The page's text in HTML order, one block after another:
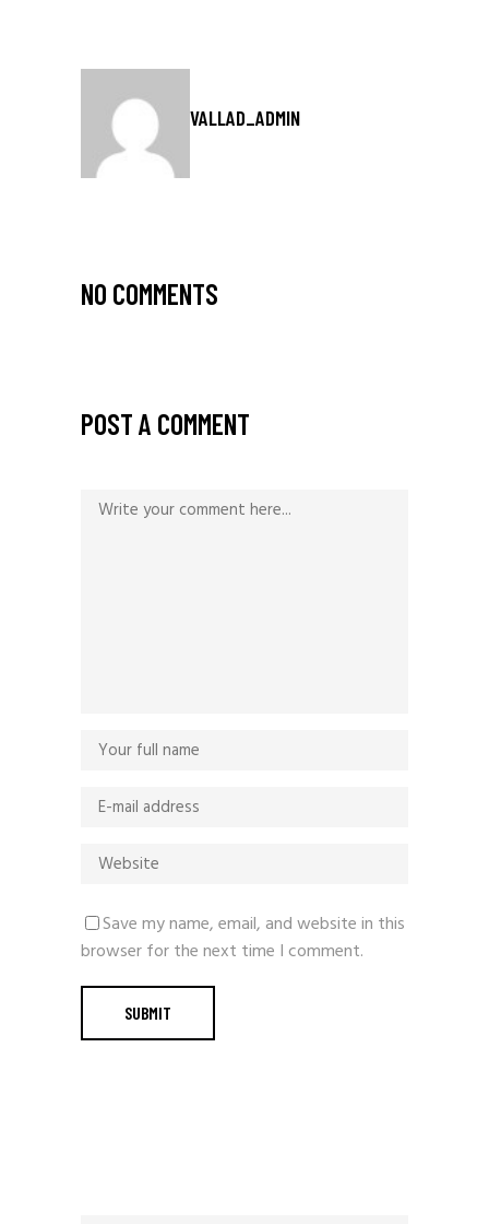
VALLAD_ADMIN
NO COMMENTS
POST A COMMENT
Save my name, email, and website in this
browser for the next time I comment.